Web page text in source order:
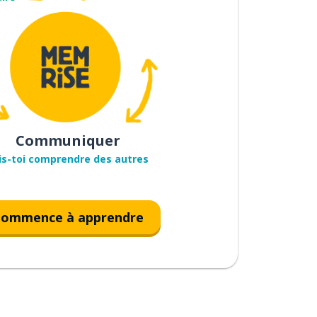
Communiquer
toi comprendre des autres
à apprendre